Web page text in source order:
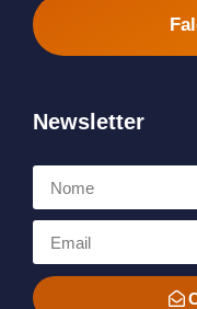
Newsletter